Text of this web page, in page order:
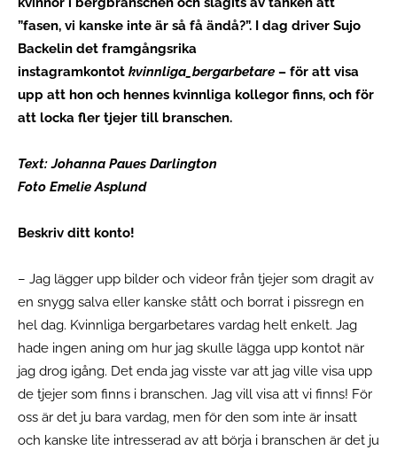
”fasen, vi kanske inte är så få ändå?”. I dag driver Sujo
Backelin det framgångsrika
instagramkontot kvinnliga_bergarbetare – för att visa
upp att hon och hennes kvinnliga kollegor finns, och för
att locka fler tjejer till branschen.
Text: Johanna Paues Darlington
Foto Emelie Asplund
Beskriv ditt konto!
– Jag lägger upp bilder och videor från tjejer som dragit av
en snygg salva eller kanske stått och borrat i pissregn en
hel dag. Kvinnliga bergarbetares vardag helt enkelt. Jag
hade ingen aning om hur jag skulle lägga upp kontot när
jag drog igång. Det enda jag visste var att jag ville visa upp
de tjejer som finns i branschen. Jag vill visa att vi finns! För
oss är det ju bara vardag, men för den som inte är insatt
och kanske lite intresserad av att börja i branschen är det ju